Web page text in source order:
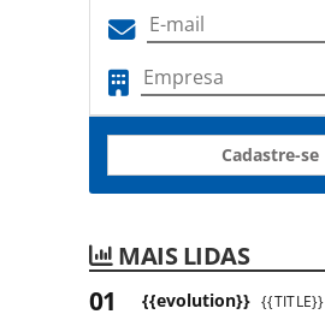
Cadastre-se
MAIS LIDAS
{{evolution}} {{TITLE}}